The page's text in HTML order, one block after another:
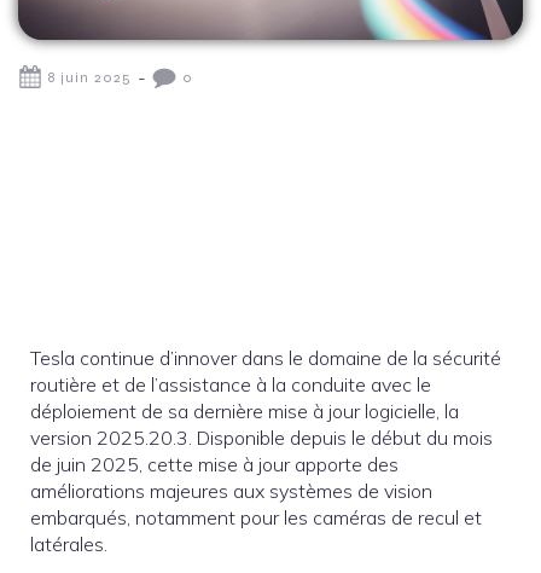
8 juin 2025 - 0
Tesla continue d’innover dans le domaine de la sécurité
routière et de l’assistance à la conduite avec le
déploiement de sa dernière mise à jour logicielle, la
version 2025.20.3. Disponible depuis le début du mois
de juin 2025, cette mise à jour apporte des
améliorations majeures aux systèmes de vision
embarqués, notamment pour les caméras de recul et
latérales.